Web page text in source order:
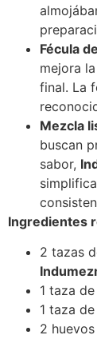
Fécula
mejora
final. La
Mezcla
buscan
sabor,
Ingredientes
2 tazas
1 taza de
1 taza
2